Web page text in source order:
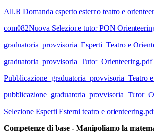
All.B Domanda esperto esterno teatro e
com082Nuova Selezione tutor PON
graduatoria_provvisoria_Esperti_Teatro e
graduatoria_provvisoria_Tutor_Orienteering.pdf
Pubblicazione_graduatoria_provvisoria_Teatro
Selezione Esperti Esterni teatro e
Competenze di base - Manipoliamo la